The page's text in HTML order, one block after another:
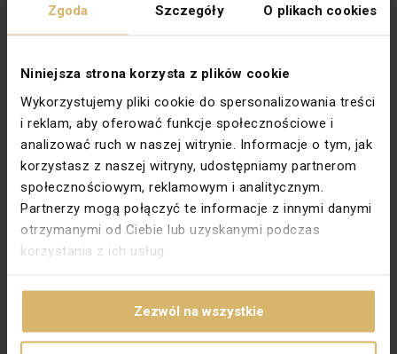
Zgoda Szczegóły O plikach cookies
Niniejsza strona korzysta z plików cookie
Wykorzystujemy pliki cookie do spersonalizowania treści
i reklam, aby oferować funkcje społecznościowe i
analizować ruch w naszej witrynie. Informacje o tym, jak
korzystasz z naszej witryny, udostępniamy partnerom
społecznościowym, reklamowym i analitycznym.
Partnerzy mogą połączyć te informacje z innymi danymi
otrzymanymi od Ciebie lub uzyskanymi podczas
korzystania z ich usług.
Zezwól na wszystkie
Konfiguracja elementów
Sposób montażu Montaż podtynkowy
Sposób mocowania Inne
Zabezpieczenie powierzchni Stan surowy
Wykończenie powierzchni Błyszczący
Napięcie znamionowe 250 V
Prąd łączeniowy do świetlówek
Typ połączenia Wtyk samozaciskowy